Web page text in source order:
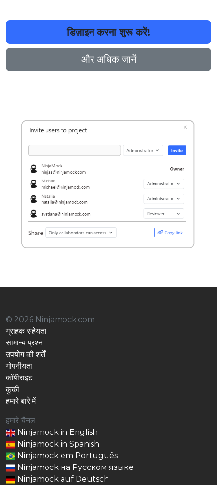
डिज़ाइन करना शुरू करें!
और अधिक जानें
© 2026 Ninjamock.com
ग्राहक सहेयता
सामान्य प्रश्न
उपयोग की शर्तें
गोपनीयता
कॉपीराइट
कुकी
हमारे बारे में
हमारे चैनल
Ninjamock in English
Ninjamock in Spanish
Ninjamock em Português
Ninjamock на Русском языке
Ninjamock auf Deutsch